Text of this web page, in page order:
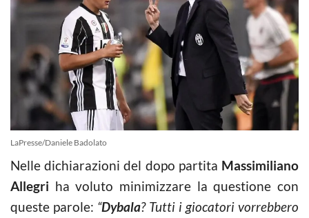
LaPresse/Daniele Badolato
Nelle dichiarazioni del dopo partita Massimiliano
Allegri ha voluto minimizzare la questione con
queste parole: “Dybala? Tutti i giocatori vorrebbero